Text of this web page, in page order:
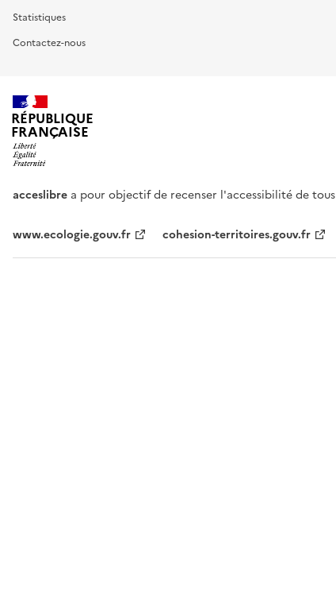
Statistiques
Contactez-nous
RÉPUBLIQUE
FRANÇAISE
acceslibre a pour objectif de recenser l'accessibilité de
www.ecologie.gouv.fr cohesion-territoires.gouv.fr